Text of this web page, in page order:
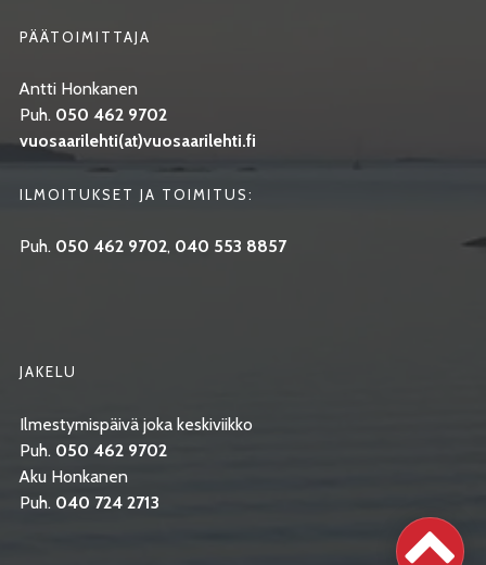
PÄÄTOIMITTAJA
Antti Honkanen
Puh. 050 462 9702
vuosaarilehti(at)vuosaarilehti.fi
ILMOITUKSET JA TOIMITUS:
Puh. 050 462 9702, 040 553 8857
JAKELU
Ilmestymispäivä joka keskiviikko
Puh. 050 462 9702
Aku Honkanen
Puh. 040 724 2713